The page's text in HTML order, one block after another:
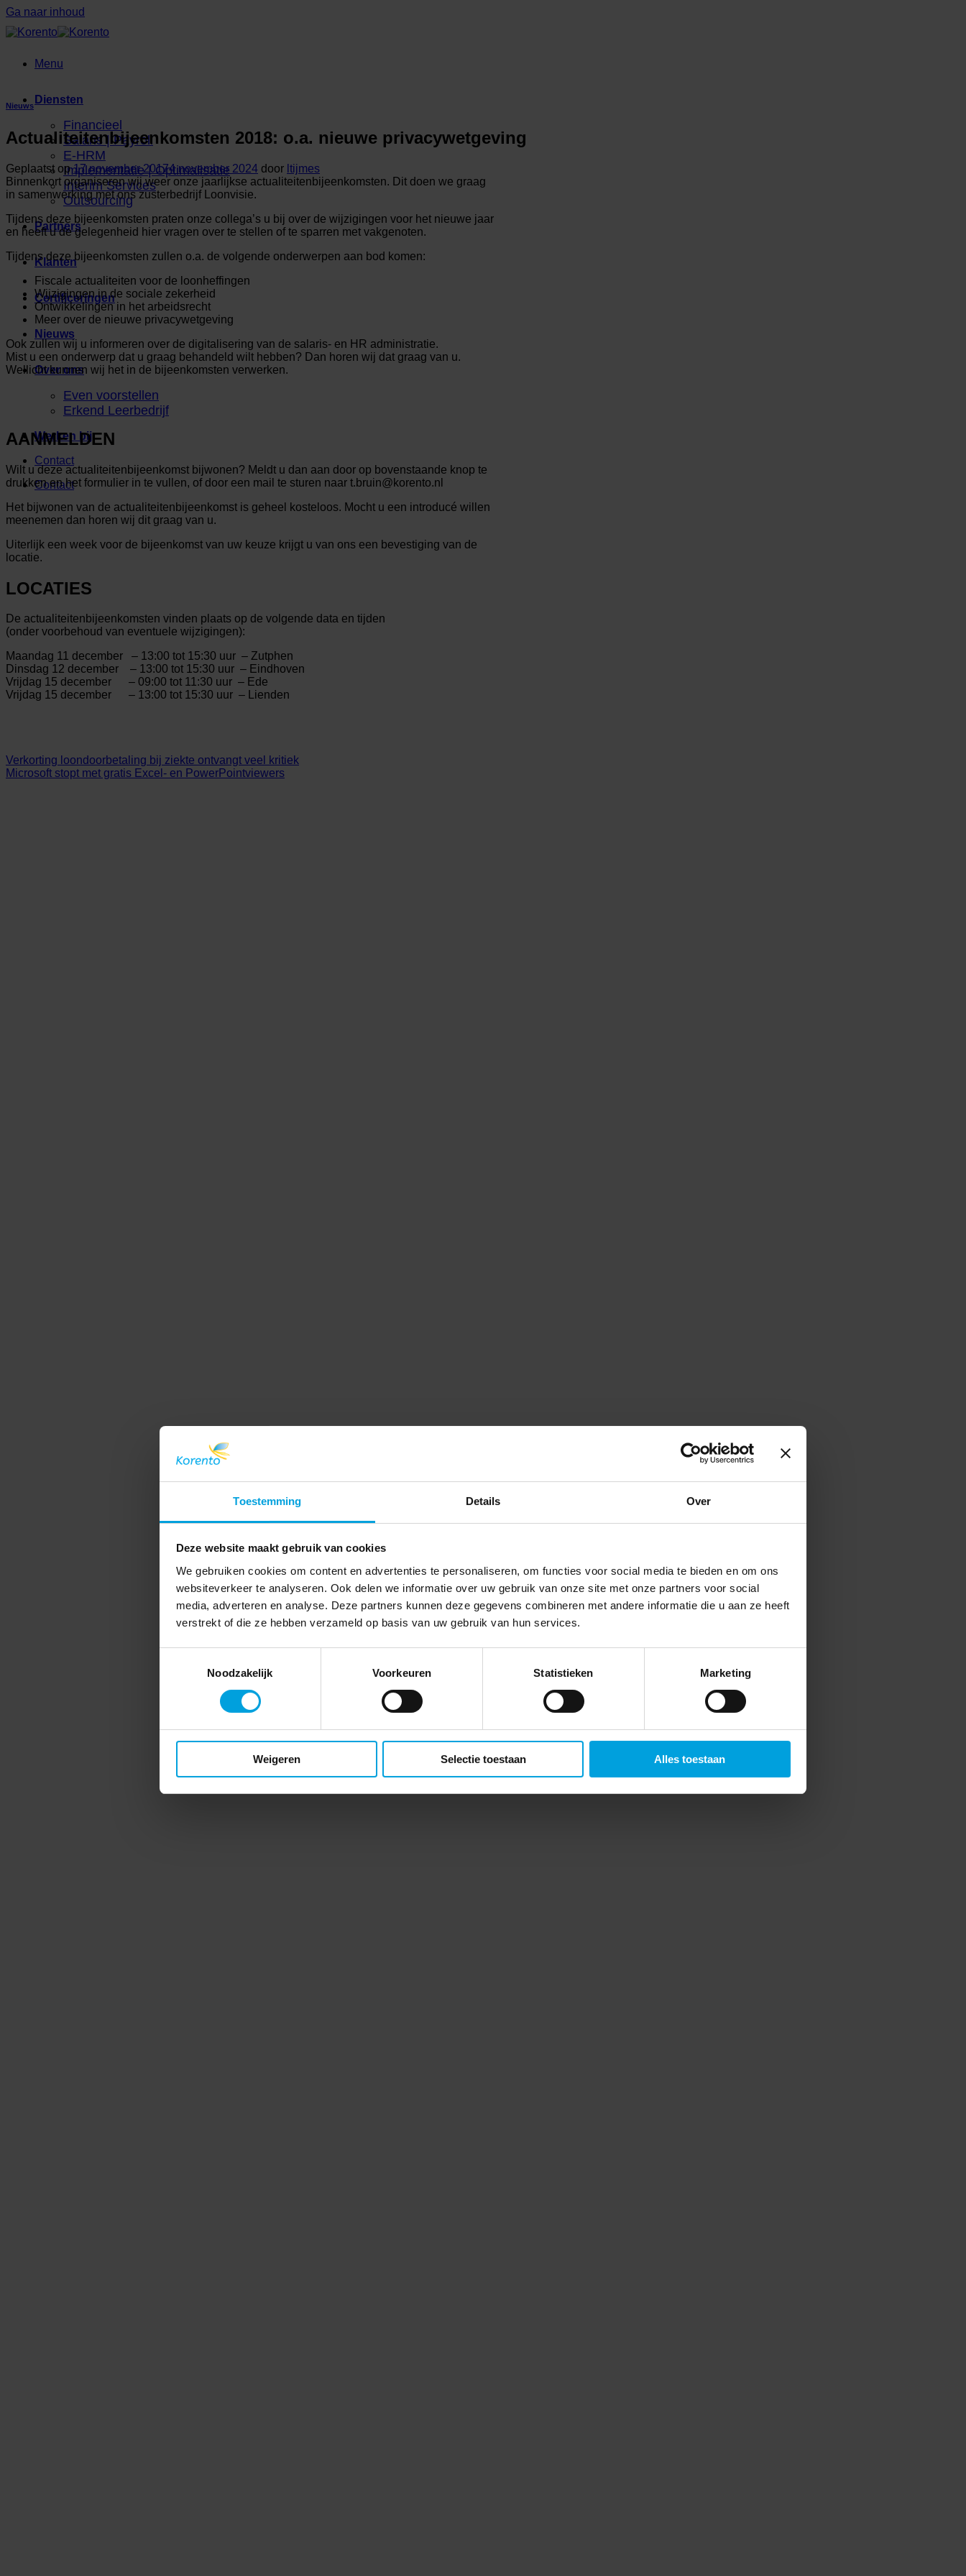
Toestemming Details Over
Deze website maakt gebruik van cookies
We gebruiken cookies om content en advertenties te personaliseren, om functies voor social media te bieden en om ons
websiteverkeer te analyseren. Ook delen we informatie over uw gebruik van onze site met onze partners voor social
media, adverteren en analyse. Deze partners kunnen deze gegevens combineren met andere informatie die u aan ze heeft
verstrekt of die ze hebben verzameld op basis van uw gebruik van hun services.
Noodzakelijk
Voorkeuren Statistieken Marketing
Weigeren Selectie toestaan Alles toestaan
Ga naar inhoud
Menu
Diensten
Financieel
Salaris | Payroll
E-HRM
Implementatie | Optimalisatie
Interim Services
Outsourcing
Partners
Klanten
Certificeringen
Nieuws
Over ons
Even voorstellen
Erkend Leerbedrijf
Werken bij
Contact
Contact
Nieuws
Actualiteitenbijeenkomsten 2018: o.a. nieuwe privacywetgeving
Geplaatst op17 november 20174 november 2024 door ltijmes
Binnenkort organiseren wij weer onze jaarlijkse actualiteitenbijeenkomsten. Dit doen we graag
in samenwerking met ons zusterbedrijf Loonvisie.
Tijdens deze bijeenkomsten praten onze collega’s u bij over de wijzigingen voor het nieuwe jaar
en heeft u de gelegenheid hier vragen over te stellen of te sparren met vakgenoten.
Tijdens deze bijeenkomsten zullen o.a. de volgende onderwerpen aan bod komen:
Fiscale actualiteiten voor de loonheffingen
Wijzigingen in de sociale zekerheid
Ontwikkelingen in het arbeidsrecht
Meer over de nieuwe privacywetgeving
Ook zullen wij u informeren over de digitalisering van de salaris- en HR administratie.
Mist u een onderwerp dat u graag behandeld wilt hebben? Dan horen wij dat graag van u.
Wellicht kunnen wij het in de bijeenkomsten verwerken.
AANMELDEN
Wilt u deze actualiteitenbijeenkomst bijwonen? Meldt u dan aan door op bovenstaande knop te
drukken en het formulier in te vullen, of door een mail te sturen naar t.bruin@korento.nl
Het bijwonen van de actualiteitenbijeenkomst is geheel kosteloos. Mocht u een introducé willen
meenemen dan horen wij dit graag van u.
Uiterlijk een week voor de bijeenkomst van uw keuze krijgt u van ons een bevestiging van de
locatie.
LOCATIES
De actualiteitenbijeenkomsten vinden plaats op de volgende data en tijden
(onder voorbehoud van eventuele wijzigingen):
Maandag 11 december – 13:00 tot 15:30 uur – Zutphen
Dinsdag 12 december – 13:00 tot 15:30 uur – Eindhoven
Vrijdag 15 december – 09:00 tot 11:30 uur – Ede
Vrijdag 15 december – 13:00 tot 15:30 uur – Lienden
Verkorting loondoorbetaling bij ziekte ontvangt veel kritiek
Microsoft stopt met gratis Excel- en PowerPointviewers